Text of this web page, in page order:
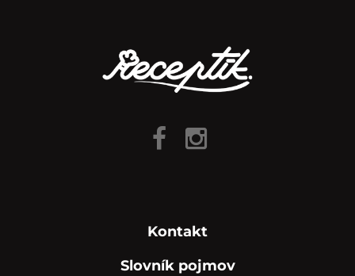
Kontakt
Slovník pojmov